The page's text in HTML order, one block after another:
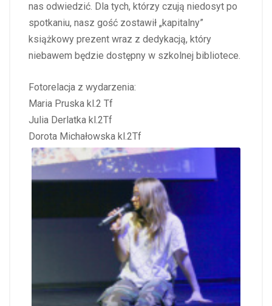
nas odwiedzić. Dla tych, którzy czują niedosyt po
spotkaniu, nasz gość zostawił „kapitalny”
książkowy prezent wraz z dedykacją, który
niebawem będzie dostępny w szkolnej bibliotece.
Fotorelacja z wydarzenia:
Maria Pruska kl.2 Tf
Julia Derlatka kl.2Tf
Dorota Michałowska kl.2Tf